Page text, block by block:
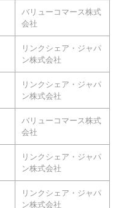
バリューコマース株式
会社
リンクシェア・ジャパ
ン株式会社
リンクシェア・ジャパ
ン株式会社
バリューコマース株式
会社
リンクシェア・ジャパ
ン株式会社
リンクシェア・ジャパ
ン株式会社